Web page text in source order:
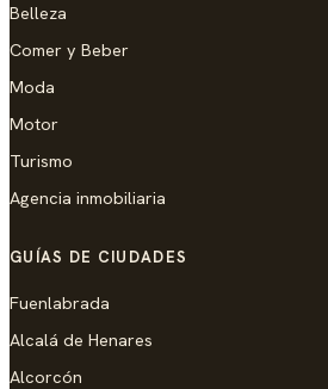
Belleza
Comer y Beber
Moda
Motor
Turismo
Agencia inmobiliaria
GUÍAS DE CIUDADES
Fuenlabrada
Alcalá de Henares
Alcorcón